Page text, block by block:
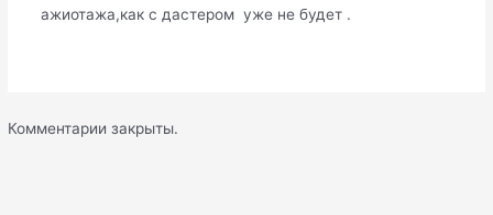
ажиотажа,как с дастером уже не будет .
Комментарии закрыты.